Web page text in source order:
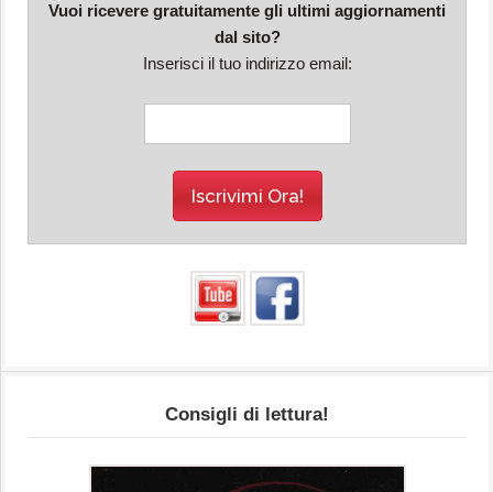
Vuoi ricevere gratuitamente gli ultimi aggiornamenti
dal sito?
Inserisci il tuo indirizzo email:
Consigli di lettura!